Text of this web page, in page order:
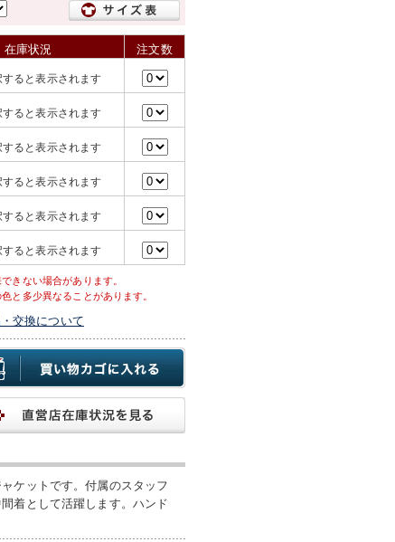
在庫状況
注文数
ると表示されます
ると表示されます
ると表示されます
ると表示されます
ると表示されます
ると表示されます
きない場合があります。
と多少異なることがあります。
交換について
ケットです。付属のスタッフ
着として活躍します。ハンド